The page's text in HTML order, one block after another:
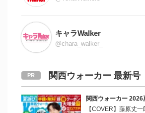
キャラWalker
@chara_walker_
関西ウォーカー 最新号
関西ウォーカー 2026
【COVER】藤原丈